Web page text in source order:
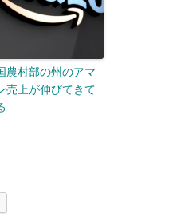
農村部の州のアマ
売上が伸びてきて